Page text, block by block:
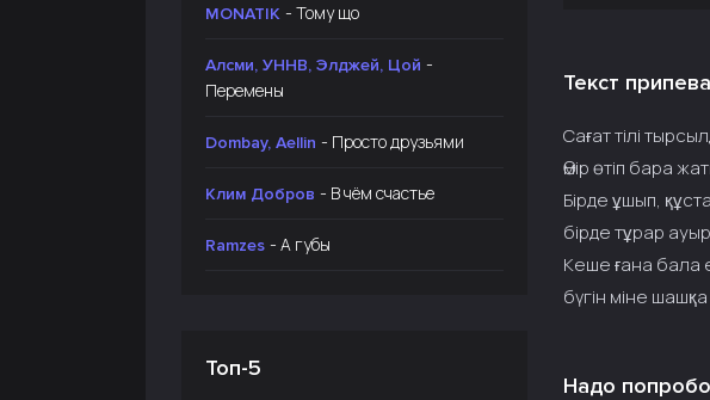
MONATIK - Тому що
Алсми, УННВ, Элджей, Цой -
Перемены
Dombay, Aellin - Просто друзьями
Клим Добров - В чём счастье
Ramzes - А губы
Топ-5
Текст
Сағат тілі
Өмір өтіп бара
Бірде ұшып,
бірде тұрар
Кеше ғана бала
бүгін міне
Надо